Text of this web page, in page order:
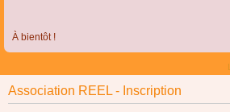
À bientôt !
Association REEL - Inscription